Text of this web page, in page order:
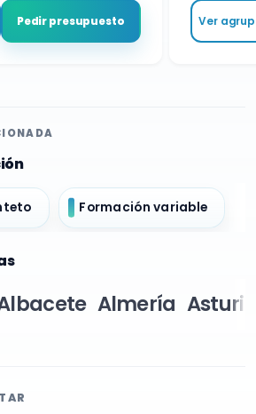
Pedir presupuesto Ver
Formación variable
Almería